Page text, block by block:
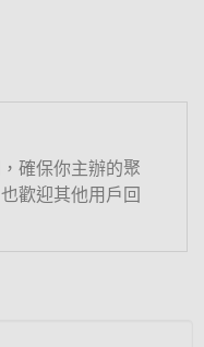
確保你主辦的聚
歡迎其他用戶回